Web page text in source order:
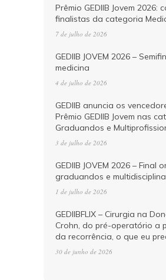
Prêmio GEDIIB Jovem 2026:
finalistas da categoria
7 de julho de 2026
GEDIIB JOVEM 2026 –
medicina
4 de julho de 2026
GEDIIB anuncia os
Prêmio GEDIIB Jovem nas
Graduandos e
3 de julho de 2026
GEDIIB JOVEM 2026 – Final
graduandos e
1 de julho de 2026
GEDIIBFLIX – Cirurgia na
Crohn, do pré-operatório a
da recorrência, o que eu
30 de junho de 2026